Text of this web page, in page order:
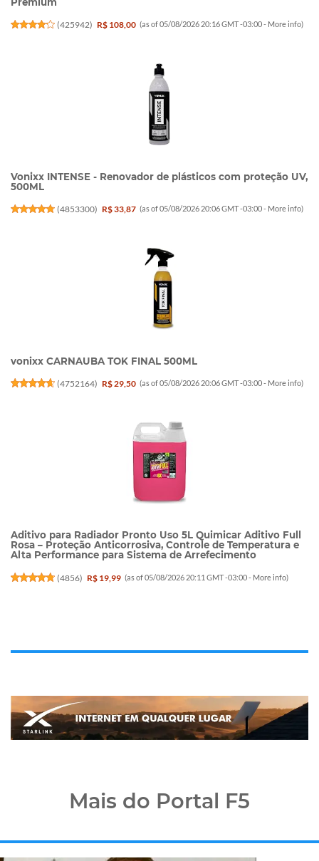
(425942) R$ 108,00 (as of 05/08/2026 20:16 GMT -03:00 - More info)
Vonixx INTENSE - Renovador de plásticos com proteção UV,
500ML
(4853300) R$ 33,87 (as of 05/08/2026 20:06 GMT -03:00 - More info)
vonixx CARNAUBA TOK FINAL 500ML
(4752164) R$ 29,50 (as of 05/08/2026 20:06 GMT -03:00 - More info)
Aditivo para Radiador Pronto Uso 5L Quimicar Aditivo Full
Rosa – Proteção Anticorrosiva, Controle de Temperatura e
Alta Performance para Sistema de Arrefecimento
(4856) R$ 19,99 (as of 05/08/2026 20:11 GMT -03:00 - More info)
Mais do Portal F5